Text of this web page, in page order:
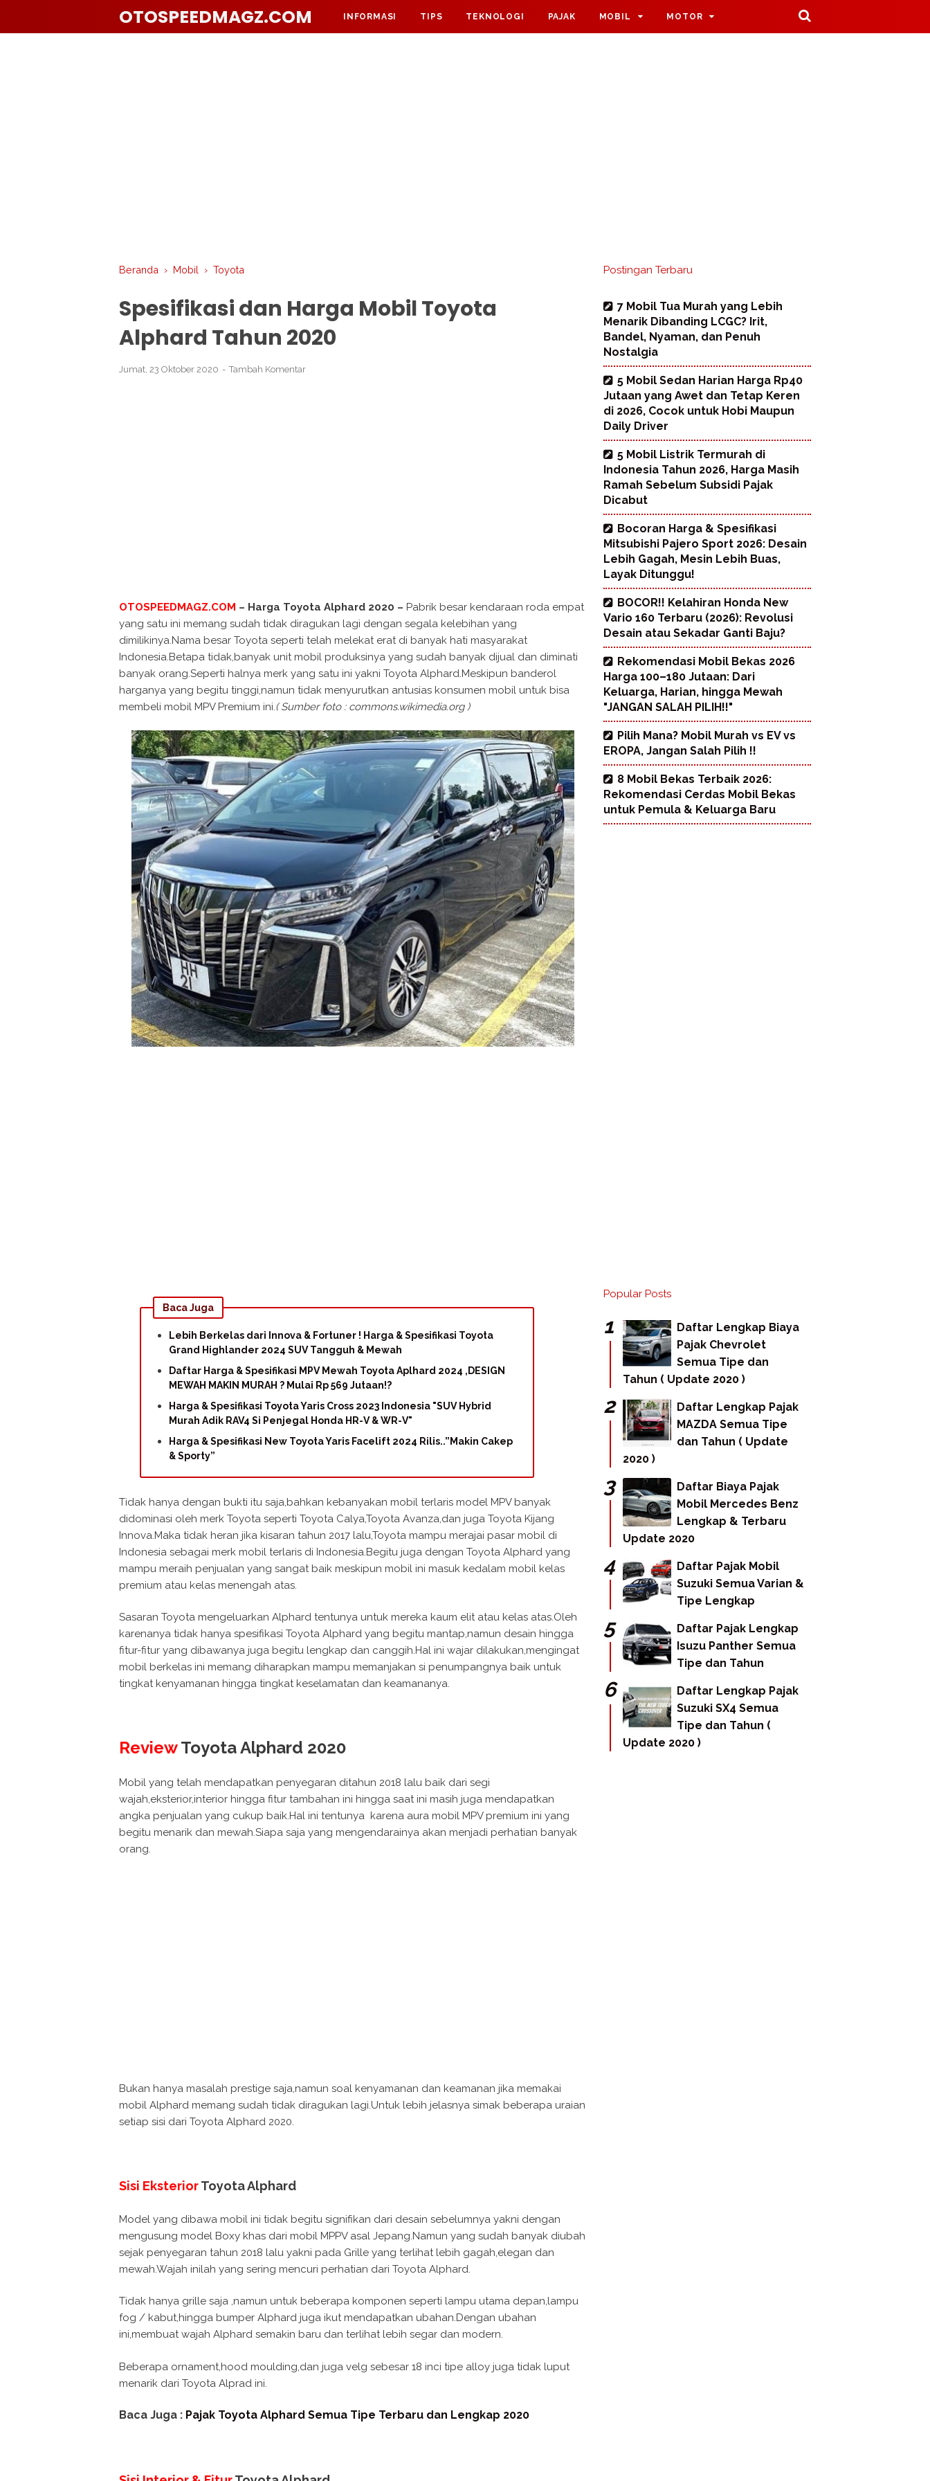
OTOSPEEDMAGZ.COM INFORMASI TIPS TEKNOLOGI PAJAK MOBIL MOTOR
Beranda › Mobil › Toyota
Spesifikasi dan Harga Mobil Toyota
Alphard Tahun 2020
Jumat, 23 Oktober 2020 Tambah Komentar
OTOSPEEDMAGZ.COM – Harga Toyota Alphard 2020 – Pabrik besar kendaraan roda empat
yang satu ini memang sudah tidak diragukan lagi dengan segala kelebihan yang
dimilikinya.Nama besar Toyota seperti telah melekat erat di banyak hati masyarakat
Indonesia.Betapa tidak,banyak unit mobil produksinya yang sudah banyak dijual dan diminati
banyak orang.Seperti halnya merk yang satu ini yakni Toyota Alphard.Meskipun banderol
harganya yang begitu tinggi,namun tidak menyurutkan antusias konsumen mobil untuk bisa
membeli mobil MPV Premium ini.( Sumber foto : commons.wikimedia.org )
Baca Juga
Lebih Berkelas dari Innova & Fortuner ! Harga & Spesifikasi Toyota
Grand Highlander 2024 SUV Tangguh & Mewah
Daftar Harga & Spesifikasi MPV Mewah Toyota Aplhard 2024 ,DESIGN
MEWAH MAKIN MURAH ? Mulai Rp 569 Jutaan!?
Harga & Spesifikasi Toyota Yaris Cross 2023 Indonesia "SUV Hybrid
Murah Adik RAV4 Si Penjegal Honda HR-V & WR-V"
Harga & Spesifikasi New Toyota Yaris Facelift 2024 Rilis..”Makin Cakep
& Sporty”
Tidak hanya dengan bukti itu saja,bahkan kebanyakan mobil terlaris model MPV banyak
didominasi oleh merk Toyota seperti Toyota Calya,Toyota Avanza,dan juga Toyota Kijang
Innova.Maka tidak heran jika kisaran tahun 2017 lalu,Toyota mampu merajai pasar mobil di
Indonesia sebagai merk mobil terlaris di Indonesia.Begitu juga dengan Toyota Alphard yang
mampu meraih penjualan yang sangat baik meskipun mobil ini masuk kedalam mobil kelas
premium atau kelas menengah atas.
Sasaran Toyota mengeluarkan Alphard tentunya untuk mereka kaum elit atau kelas atas.Oleh
karenanya tidak hanya spesifikasi Toyota Alphard yang begitu mantap,namun desain hingga
fitur-fitur yang dibawanya juga begitu lengkap dan canggih.Hal ini wajar dilakukan,mengingat
mobil berkelas ini memang diharapkan mampu memanjakan si penumpangnya baik untuk
tingkat kenyamanan hingga tingkat keselamatan dan keamananya.
ReviewToyota Alphard 2020
Mobil yang telah mendapatkan penyegaran ditahun 2018 lalu baik dari segi
wajah,eksterior,interior hingga fitur tambahan ini hingga saat ini masih juga mendapatkan
angka penjualan yang cukup baik.Hal ini tentunya karena aura mobil MPV premium ini yang
begitu menarik dan mewah.Siapa saja yang mengendarainya akan menjadi perhatian banyak
orang.
Bukan hanya masalah prestige saja,namun soal kenyamanan dan keamanan jika memakai
mobil Alphard memang sudah tidak diragukan lagi.Untuk lebih jelasnya simak beberapa uraian
setiap sisi dari Toyota Alphard 2020.
Sisi EksteriorToyota Alphard
Model yang dibawa mobil ini tidak begitu signifikan dari desain sebelumnya yakni dengan
mengusung model Boxy khas dari mobil MPPV asal Jepang.Namun yang sudah banyak diubah
sejak penyegaran tahun 2018 lalu yakni pada Grille yang terlihat lebih gagah,elegan dan
mewah.Wajah inilah yang sering mencuri perhatian dari Toyota Alphard.
Tidak hanya grille saja ,namun untuk beberapa komponen seperti lampu utama depan,lampu
fog / kabut,hingga bumper Alphard juga ikut mendapatkan ubahan.Dengan ubahan
ini,membuat wajah Alphard semakin baru dan terlihat lebih segar dan modern.
Beberapa ornament,hood moulding,dan juga velg sebesar 18 inci tipe alloy juga tidak luput
menarik dari Toyota Alprad ini.
Baca Juga : Pajak Toyota Alphard Semua Tipe Terbaru dan Lengkap 2020
Postingan Terbaru
7 Mobil Tua Murah yang Lebih
Menarik Dibanding LCGC? Irit,
Bandel, Nyaman, dan Penuh
Nostalgia
5 Mobil Sedan Harian Harga Rp40
Jutaan yang Awet dan Tetap Keren
di 2026, Cocok untuk Hobi Maupun
Daily Driver
5 Mobil Listrik Termurah di
Indonesia Tahun 2026, Harga Masih
Ramah Sebelum Subsidi Pajak
Dicabut
Bocoran Harga & Spesifikasi
Mitsubishi Pajero Sport 2026: Desain
Lebih Gagah, Mesin Lebih Buas,
Layak Ditunggu!
BOCOR!! Kelahiran Honda New
Vario 160 Terbaru (2026): Revolusi
Desain atau Sekadar Ganti Baju?
Rekomendasi Mobil Bekas 2026
Harga 100–180 Jutaan: Dari
Keluarga, Harian, hingga Mewah
"JANGAN SALAH PILIH!!"
Pilih Mana? Mobil Murah vs EV vs
EROPA, Jangan Salah Pilih !!
8 Mobil Bekas Terbaik 2026:
Rekomendasi Cerdas Mobil Bekas
untuk Pemula & Keluarga Baru
Popular Posts
Daftar Lengkap Biaya
Pajak Chevrolet
Semua Tipe dan
Tahun ( Update 2020 )
Daftar Lengkap Pajak
MAZDA Semua Tipe
dan Tahun ( Update
2020 )
Daftar Biaya Pajak
Mobil Mercedes Benz
Lengkap & Terbaru
Update 2020
Daftar Pajak Mobil
Suzuki Semua Varian &
Tipe Lengkap
Daftar Pajak Lengkap
Isuzu Panther Semua
Tipe dan Tahun
Daftar Lengkap Pajak
Suzuki SX4 Semua
Tipe dan Tahun (
Update 2020 )